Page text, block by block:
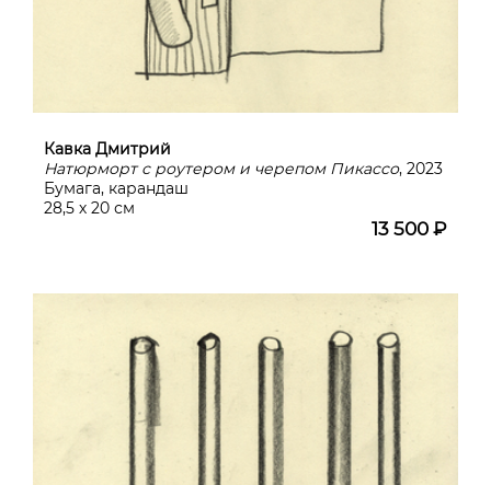
Кавка Дмитрий
Натюрморт с роутером и черепом Пикассо, 2023
Бумага, карандаш
28,5 х 20 см
13 500 ₽